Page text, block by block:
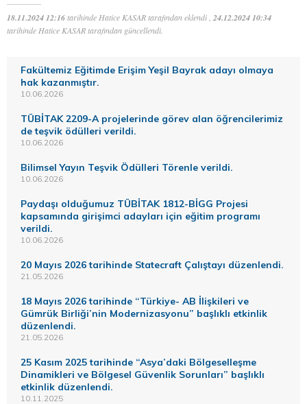
18.11.2024 12:16tarihinde Hatice KASAR tarafından eklendi , 24.12.2024 10:34
tarihinde Hatice KASAR tarafından güncellendi.
Fakültemiz Eğitimde Erişim Yeşil Bayrak adayı olmaya
hak kazanmıştır.
10.06.2026
TÜBİTAK 2209-A projelerinde görev alan öğrencilerimiz
de teşvik ödülleri verildi.
10.06.2026
Bilimsel Yayın Teşvik Ödülleri Törenle verildi.
10.06.2026
Paydaşı olduğumuz TÜBİTAK 1812-BİGG Projesi
kapsamında girişimci adayları için eğitim programı
verildi.
10.06.2026
20 Mayıs 2026 tarihinde Statecraft Çalıştayı düzenlendi.
21.05.2026
18 Mayıs 2026 tarihinde “Türkiye- AB İlişkileri ve
Gümrük Birliği’nin Modernizasyonu” başlıklı etkinlik
düzenlendi.
21.05.2026
25 Kasım 2025 tarihinde “Asya’daki Bölgeselleşme
Dinamikleri ve Bölgesel Güvenlik Sorunları” başlıklı
etkinlik düzenlendi.
10.11.2025